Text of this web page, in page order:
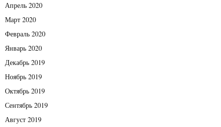
Апрель 2020
Март 2020
Февраль 2020
Январь 2020
Декабрь 2019
Ноябрь 2019
Октябрь 2019
Сентябрь 2019
Август 2019